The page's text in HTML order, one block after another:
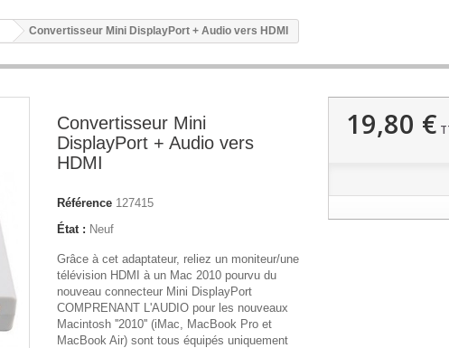
Convertisseur Mini DisplayPort + Audio vers HDMI
Convertisseur Mini
DisplayPort + Audio vers
HDMI
Référence 127415
État : Neuf
Grâce à cet adaptateur, reliez un moniteur/une
télévision HDMI à un Mac 2010 pourvu du
nouveau connecteur Mini DisplayPort
COMPRENANT L'AUDIO pour les nouveaux
Macintosh ''2010'' (iMac, MacBook Pro et
MacBook Air) sont tous équipés uniquement
19,80 €